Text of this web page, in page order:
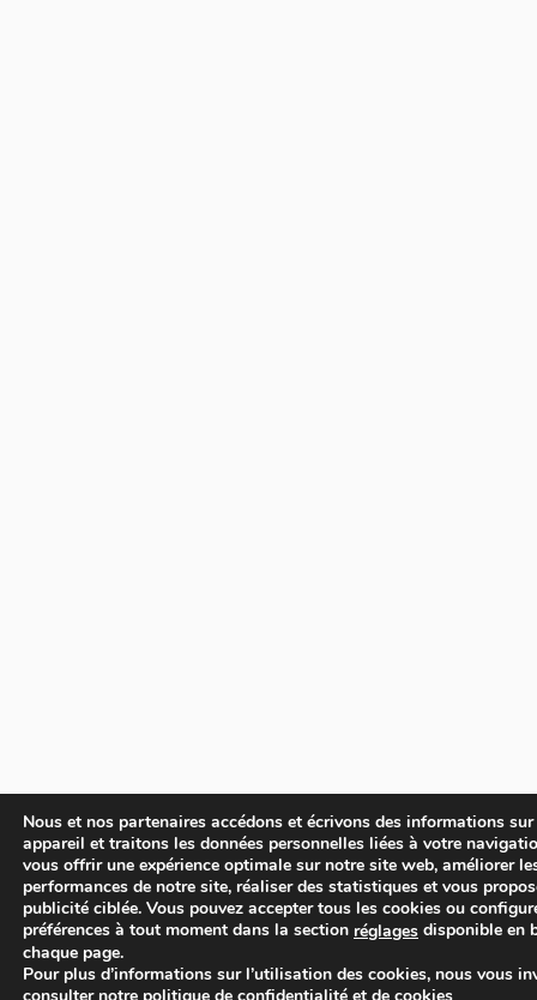
Nous et nos partenaires accédons et écrivons des informations
appareil et traitons les données personnelles liées à votre
vous offrir une expérience optimale sur notre site web, améliorer
performances de notre site, réaliser des statistiques et vous
publicité ciblée. Vous pouvez accepter tous les cookies ou
préférences à tout moment dans la section réglages disponible en
chaque page.
Pour plus d’informations sur l’utilisation des cookies, nous vous